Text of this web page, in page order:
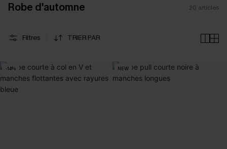
Robe d'automne 20 articles
Filtres TRIER PAR
-14% NEW